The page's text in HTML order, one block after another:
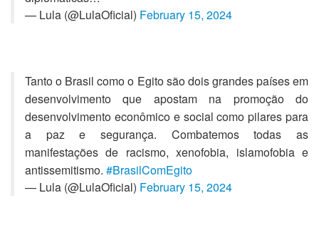
— Lula (@LulaOficial) February 15, 2024
Tanto o Brasil como o Egito são dois grandes países em
desenvolvimento que apostam na promoção do
desenvolvimento econômico e social como pilares para
a paz e segurança. Combatemos todas as
manifestações de racismo, xenofobia, islamofobia e
antissemitismo. #BrasilComEgito
— Lula (@LulaOficial) February 15, 2024